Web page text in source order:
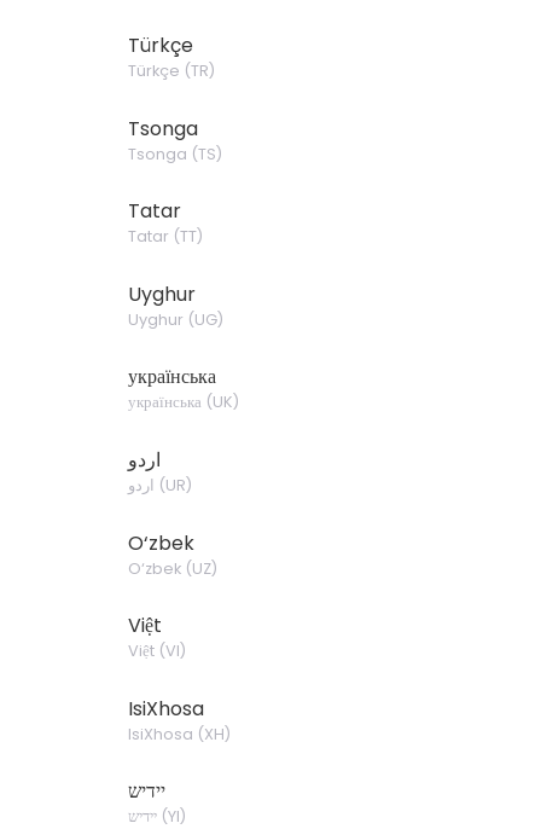
Türkçe
Türkçe (TR)
Tsonga
Tsonga (TS)
Tatar
Tatar (TT)
Uyghur
Uyghur (UG)
українська
українська (UK)
اردو
اردو (UR)
O‘zbek
O‘zbek(UZ)
Việt
Việt(VI)
IsiXhosa
IsiXhosa (XH)
יידיש
יידיש(YI)